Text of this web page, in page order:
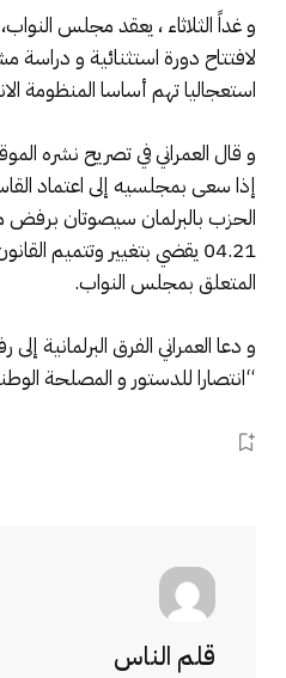
و غداً الثلاثاء ، يعقد مجلس
لافتتاح دورة استثنائية و
استعجاليا تهم أساسا المنظومة
و قال العمراني في تصريح نشره
إذا سعى بمجلسيه إلى اعتماد
الحزب بالبرلمان سيصوتان برفض
المتعلق بمجلس النواب.
و دعا العمراني الفرق البرلمانية
“انتصارا للدستور و المصلحة
قلم الناس